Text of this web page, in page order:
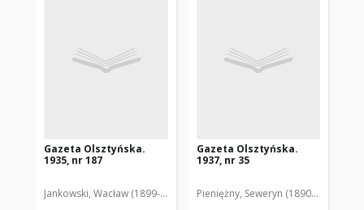
Gazeta Olsztyńska.
1935, nr 187
Jankowski, Wacław (1899-1975). Red.
Gazeta Olsztyńska.
1937, nr 35
Pieniężny, Seweryn (1890-1940). Red.